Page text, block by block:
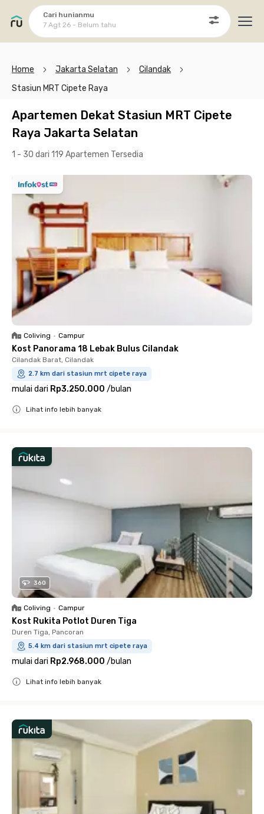
Cari hunianmu
7 Agt 26 - Belum tahu
Home Jakarta Selatan
Cilandak
Stasiun MRT Cipete Raya
Apartemen Dekat Stasiun MRT Cipete
Raya Jakarta Selatan
1 - 30 dari 119 Apartemen Tersedia
Coliving • Campur
Kost Panorama 18 Lebak Bulus Cilandak
Cilandak Barat, Cilandak
2.7 km dari stasiun mrt cipete raya
mulai dari Rp3.250.000 /bulan
Lihat info lebih banyak
360
Coliving • Campur
Kost Rukita Potlot Duren Tiga
Duren Tiga, Pancoran
5.4 km dari stasiun mrt cipete raya
mulai dari Rp2.968.000 /bulan
Lihat info lebih banyak